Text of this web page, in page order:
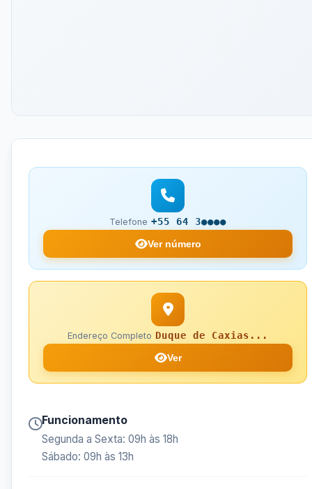
Telefone +55 64 3●●●●
Ver número
Endereço Completo Duque de Caxias...
Ver
Funcionamento
Segunda a Sexta: 09h às 18h
Sábado: 09h às 13h